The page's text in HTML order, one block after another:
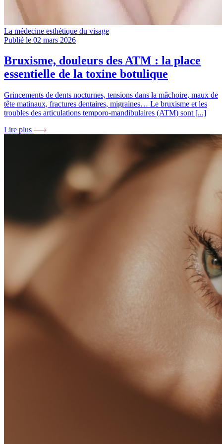
La médecine esthétique du visage
Publié le 02 mars 2026
Bruxisme, douleurs des ATM : la place
essentielle de la toxine botulique
Grincements de dents nocturnes, tensions dans la mâchoire, maux de
tête matinaux, fractures dentaires, migraines… Le bruxisme et les
troubles des articulations temporo-mandibulaires (ATM) sont [...]
Lire plus